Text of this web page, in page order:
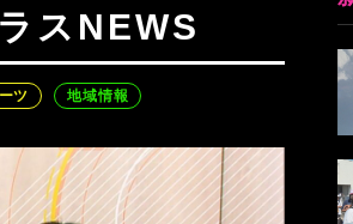
スNEWS
ツ 地域情報